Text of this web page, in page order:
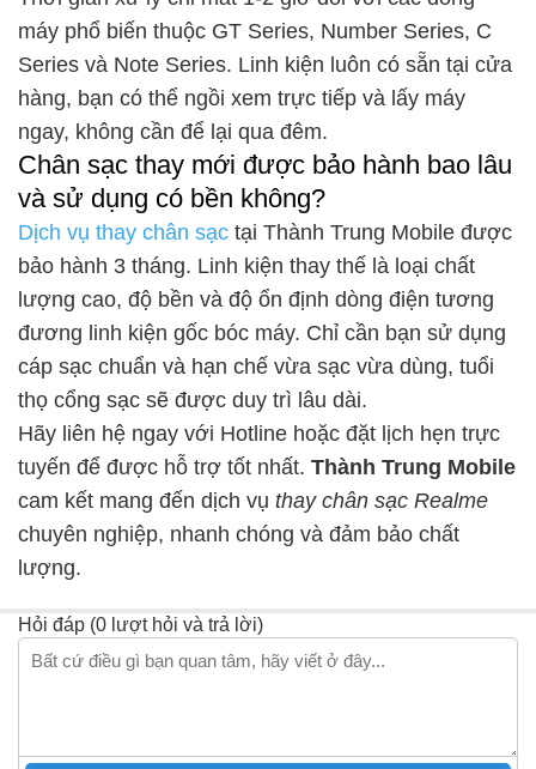
máy phổ biến thuộc GT Series, Number Series, C
Series và Note Series. Linh kiện luôn có sẵn tại cửa
hàng, bạn có thể ngồi xem trực tiếp và lấy máy
ngay, không cần để lại qua đêm.
Chân sạc thay mới được bảo hành bao lâu
và sử dụng có bền không?
Dịch vụ thay chân sạc tại Thành Trung Mobile được
bảo hành 3 tháng. Linh kiện thay thế là loại chất
lượng cao, độ bền và độ ổn định dòng điện tương
đương linh kiện gốc bóc máy. Chỉ cần bạn sử dụng
cáp sạc chuẩn và hạn chế vừa sạc vừa dùng, tuổi
thọ cổng sạc sẽ được duy trì lâu dài.
Hãy liên hệ ngay với Hotline hoặc đặt lịch hẹn trực
tuyến để được hỗ trợ tốt nhất. Thành Trung Mobile
cam kết mang đến dịch vụ thay chân sạc Realme
chuyên nghiệp, nhanh chóng và đảm bảo chất
lượng.
Hỏi đáp (0 lượt hỏi và trả lời)